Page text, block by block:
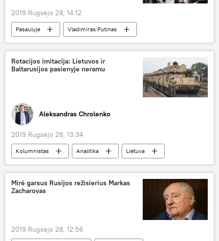
2019 Rugsėjo 28, 14:12
Pasaulyje
Vladimiras Putinas
Dmitrijus Peskovas
išmanusis telefonas
Rotacijos imitacija: Lietuvos ir
Baltarusijos pasienyje neramu
Aleksandras Chrolenko
2019 Rugsėjo 28, 13:34
Kolumnistas Analitika
Lietuva
Baltarusija
JAV karinė bazė
Mirė garsus Rusijos režisierius Markas
Zacharovas
2019 Rugsėjo 28, 12:56